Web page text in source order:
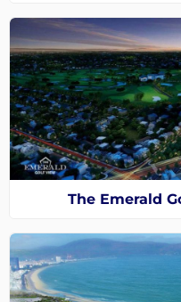
The Emerald